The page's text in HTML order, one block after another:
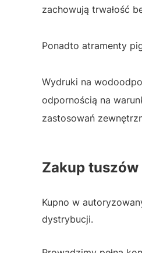
zachowują trwałość
Ponadto atramenty
Wydruki na
odpornością na
zastosowań
Zakup
Kupno w
dystrybucji.